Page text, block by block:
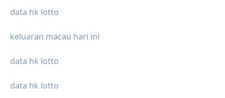
data hk lotto
keluaran macau hari ini
data hk lotto
data hk lotto